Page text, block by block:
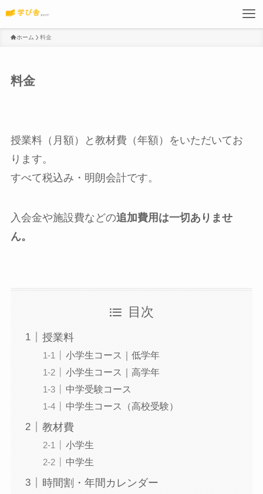
ホーム 料金
料金
授業料（月額）と教材費（年額）をいただいてお
ります。
すべて税込み・明朗会計です。
入会金や施設費などの追加費用は一切ありませ
ん。
目次
授業料
小学生コース｜低学年
小学生コース｜高学年
中学受験コース
中学生コース（高校受験）
教材費
小学生
中学生
時間割・年間カレンダー